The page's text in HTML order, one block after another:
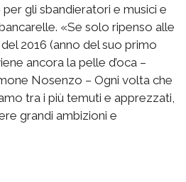
gli sbandieratori e musici e
«Se solo ripenso alle
2016 (anno del suo primo
ancora la pelle d’oca –
Nosenzo – Ogni volta che
tra i più temuti e apprezzati,
grandi ambizioni e